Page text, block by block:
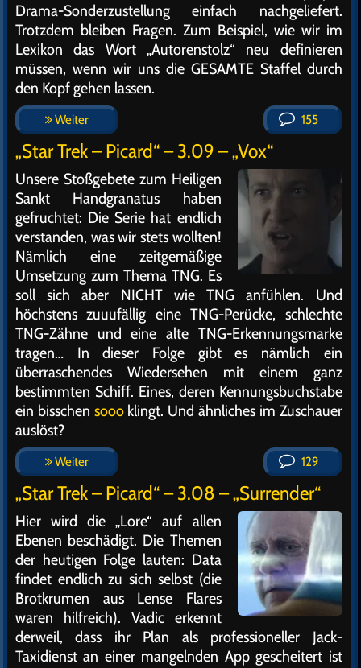
Drama-Sonderzustellung einfach nachgeliefert.
Trotzdem bleiben Fragen. Zum Beispiel, wie wir im
Lexikon das Wort „Autorenstolz“ neu definieren
müssen, wenn wir uns die GESAMTE Staffel durch
den Kopf gehen lassen.
Weiter 155
„Star Trek – Picard“ – 3.09 – „Vox“
Unsere Stoßgebete zum Heiligen
Sankt Handgranatus haben
gefruchtet: Die Serie hat endlich
verstanden, was wir stets wollten!
Nämlich eine zeitgemäßige
Umsetzung zum Thema TNG. Es
soll sich aber NICHT wie TNG anfühlen. Und
höchstens zuuufällig eine TNG-Perücke, schlechte
TNG-Zähne und eine alte TNG-Erkennungsmarke
tragen… In dieser Folge gibt es nämlich ein
überraschendes Wiedersehen mit einem ganz
bestimmten Schiff. Eines, deren Kennungsbuchstabe
ein bisschen soooklingt. Und ähnliches im Zuschauer
auslöst?
Weiter 129
„Star Trek – Picard“ – 3.08 – „Surrender“
Hier wird die „Lore“ auf allen
Ebenen beschädigt. Die Themen
der heutigen Folge lauten: Data
findet endlich zu sich selbst (die
Brotkrumen aus Lense Flares
waren hilfreich). Vadic erkennt
derweil, dass ihr Plan als professioneller Jack-
Taxidienst an einer mangelnden App gescheitert ist